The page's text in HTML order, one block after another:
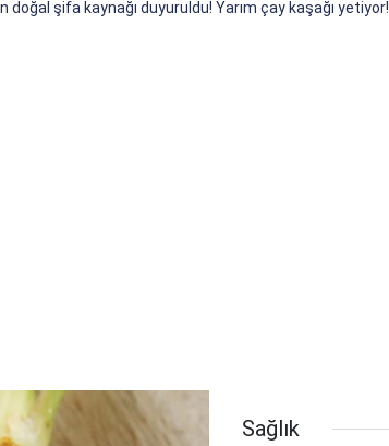
şifa kaynağı duyuruldu! Yarım çay kaşağı yetiyor!
Sağlık